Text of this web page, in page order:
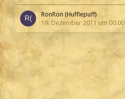
RonRon (Hufflepuff)
19. Dezember 2011 um 00:00